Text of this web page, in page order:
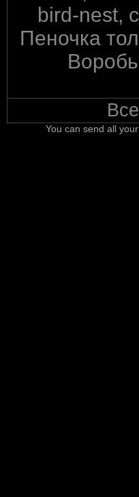
bird-nest,
Пеночка
You can send all